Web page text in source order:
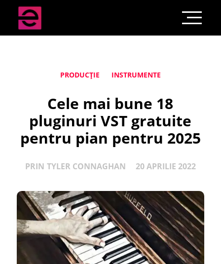
PRODUCȚIE INSTRUMENTE
Cele mai bune 18
pluginuri VST gratuite
pentru pian pentru 2025
PRIN TYLER CONNAGHAN 20 APRILIE 2022